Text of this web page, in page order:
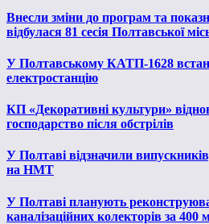
Внесли зміни до програм та
відбулася 81 сесія Полтавської
У Полтавському КАТП-1628
електростанцію
КП «Декоративні культури»
господарство після обстрілів
У Полтаві відзначили
на НМТ
У Полтаві планують
каналізаційних колекторів за 400